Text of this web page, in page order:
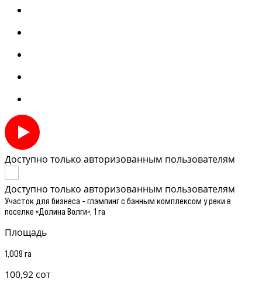
Доступно только авторизованным пользователям
Доступно только авторизованным пользователям
Участок для бизнеса - глэмпинг с банным комплексом у реки в
поселке «Долина Волги», 1 га
Площадь
1,009 га
100,92 сот